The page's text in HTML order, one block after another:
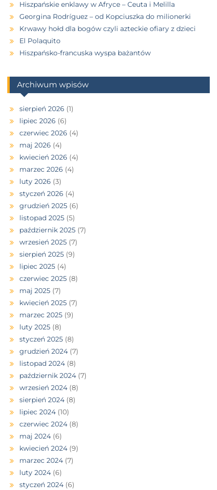
Hiszpańskie enklawy w Afryce – Ceuta i Melilla
Georgina Rodríguez – od Kopciuszka do milionerki
Krwawy hołd dla bogów czyli azteckie ofiary z dzieci
El Polaquito
Hiszpańsko-francuska wyspa bażantów
Archiwum wpisów
sierpień 2026 (1)
lipiec 2026 (6)
czerwiec 2026 (4)
maj 2026 (4)
kwiecień 2026 (4)
marzec 2026 (4)
luty 2026 (3)
styczeń 2026 (4)
grudzień 2025 (6)
listopad 2025 (5)
październik 2025 (7)
wrzesień 2025 (7)
sierpień 2025 (9)
lipiec 2025 (4)
czerwiec 2025 (8)
maj 2025 (7)
kwiecień 2025 (7)
marzec 2025 (9)
luty 2025 (8)
styczeń 2025 (8)
grudzień 2024 (7)
listopad 2024 (8)
październik 2024 (7)
wrzesień 2024 (8)
sierpień 2024 (8)
lipiec 2024 (10)
czerwiec 2024 (8)
maj 2024 (6)
kwiecień 2024 (9)
marzec 2024 (7)
luty 2024 (6)
styczeń 2024 (6)